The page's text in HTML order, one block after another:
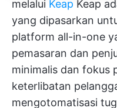
melalui Keap Keap
yang dipasarkan
platform all-in-one
pemasaran dan
minimalis dan fokus
keterlibatan
mengotomatisasi